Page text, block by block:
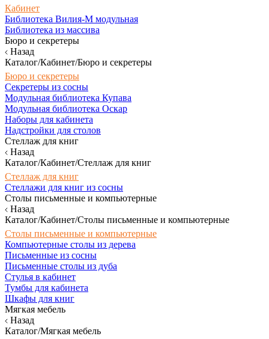
Кабинет
Библиотека Вилия-М модульная
Библиотека из массива
Бюро и секретеры
Назад
Каталог/Кабинет/Бюро и секретеры
Бюро и секретеры
Секретеры из сосны
Модульная библиотека Купава
Модульная библиотека Оскар
Наборы для кабинета
Надстройки для столов
Стеллаж для книг
Назад
Каталог/Кабинет/Стеллаж для книг
Стеллаж для книг
Стеллажи для книг из сосны
Столы письменные и компьютерные
Назад
Каталог/Кабинет/Столы письменные и компьютерные
Столы письменные и компьютерные
Компьютерные столы из дерева
Письменные из сосны
Письменные столы из дуба
Стулья в кабинет
Тумбы для кабинета
Шкафы для книг
Мягкая мебель
Назад
Каталог/Мягкая мебель